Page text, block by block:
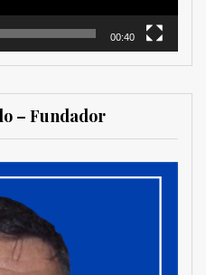
00:40
– Fundador